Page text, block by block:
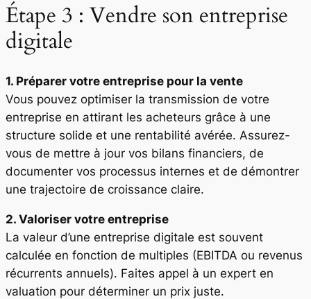
Étape 3 : Vendre son entreprise
digitale
1. Préparer votre entreprise pour la vente
Vous pouvez optimiser la transmission de votre
entreprise en attirant les acheteurs grâce à une
structure solide et une rentabilité avérée. Assurez-
vous de mettre à jour vos bilans financiers, de
documenter vos processus internes et de démontrer
une trajectoire de croissance claire.
2. Valoriser votre entreprise
La valeur d’une entreprise digitale est souvent
calculée en fonction de multiples (EBITDA ou revenus
récurrents annuels). Faites appel à un expert en
valuation pour déterminer un prix juste.